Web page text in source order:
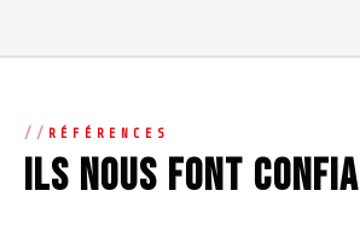
RÉFÉRENCES
Ils nous font